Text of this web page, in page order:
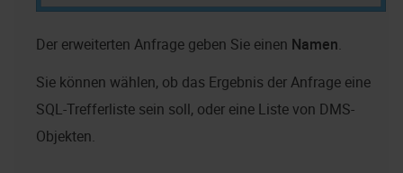
Der erweiterten Anfrage geben Sie einen Namen.
Sie können wählen, ob das Ergebnis der Anfrage eine
SQL-Trefferliste sein soll, oder eine Liste von DMS-
Objekten.